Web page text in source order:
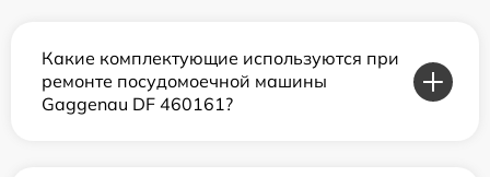
Какие комплектующие используются при
ремонте посудомоечной машины
Gaggenau DF 460161?